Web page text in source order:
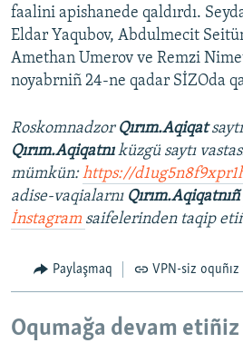
faalini apishanede qaldırdı.
Eldar Yaqubov, Abdulmecit
Amethan Umerov ve Remzi
noyabrniñ 24-ne qadar SİZOda
Roskomnadzor Qırım.Aqiqat
Qırım.Aqiqatnıküzgü saytı
mümkün:https://
adise-vaqialarnı Qırım.Aqiqatnıñ
İnstagram saifelerinden taqip
Paylaşmaq VPN-siz oquñız
Oqumağa devam etiñiz